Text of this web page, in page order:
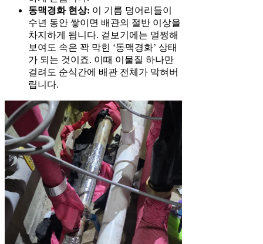
동맥경화 현상: 이 기름 덩어리들이
수년 동안 쌓이면 배관의 절반 이상을
차지하게 됩니다. 겉보기에는 멀쩡해
보여도 속은 꽉 막힌 ‘동맥경화’ 상태
가 되는 것이죠. 이때 이물질 하나만
걸려도 순식간에 배관 전체가 막혀버
립니다.